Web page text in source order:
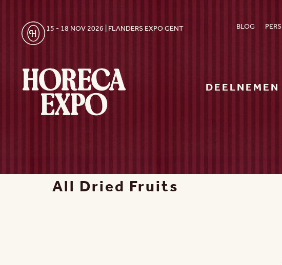
15 - 18 NOV 2026 | FLANDERS EXPO GENT BLOG PERS
DEELNEMEN
All Dried Fruits